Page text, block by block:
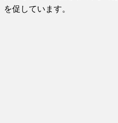
を促しています。